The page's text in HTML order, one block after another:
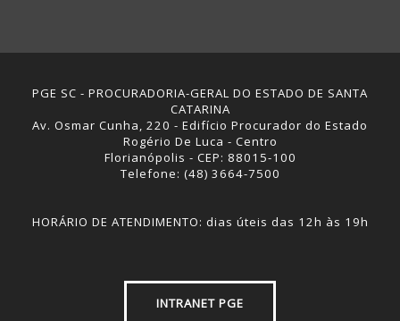
PGE SC - PROCURADORIA-GERAL DO ESTADO DE SANTA
CATARINA
Av. Osmar Cunha, 220 - Edifício Procurador do Estado
Rogério De Luca - Centro
Florianópolis - CEP: 88015-100
Telefone: (48) 3664-7500
HORÁRIO DE ATENDIMENTO: dias úteis das 12h às 19h
INTRANET PGE